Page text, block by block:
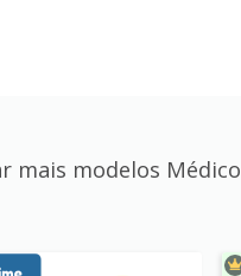
mais modelos Médico